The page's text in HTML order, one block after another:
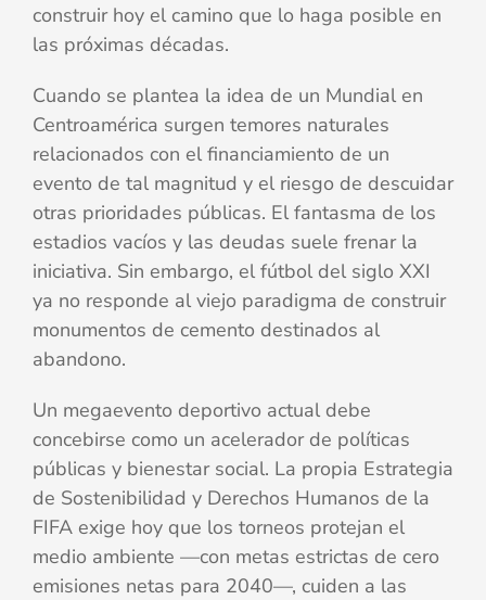
construir hoy el camino que lo haga posible en
las próximas décadas.
Cuando se plantea la idea de un Mundial en
Centroamérica surgen temores naturales
relacionados con el financiamiento de un
evento de tal magnitud y el riesgo de descuidar
otras prioridades públicas. El fantasma de los
estadios vacíos y las deudas suele frenar la
iniciativa. Sin embargo, el fútbol del siglo XXI
ya no responde al viejo paradigma de construir
monumentos de cemento destinados al
abandono.
Un megaevento deportivo actual debe
concebirse como un acelerador de políticas
públicas y bienestar social. La propia Estrategia
de Sostenibilidad y Derechos Humanos de la
FIFA exige hoy que los torneos protejan el
medio ambiente —con metas estrictas de cero
emisiones netas para 2040—, cuiden a las